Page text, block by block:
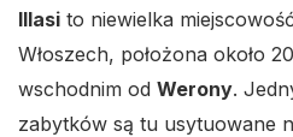
Illasi to niewielka
Włoszech, położona około
wschodnim od Werony.
zabytków są tu usytuowane